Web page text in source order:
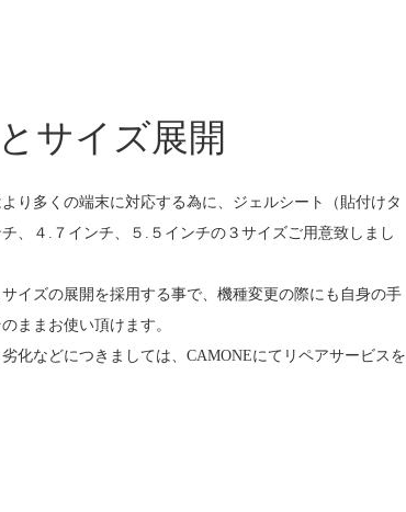
サイズ展開
り多くの端末に対応する為に、ジェルシート（貼付けタ
、４.７インチ、５.５インチの３サイズご用意致しまし
イズの展開を採用する事で、機種変更の際にも自身の手
ままお使い頂けます。
化などにつきましては、CAMONEにてリペアサービスを